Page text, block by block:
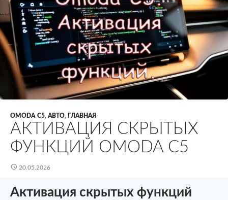
OMODA C5, АВТО, ГЛАВНАЯ
АКТИВАЦИЯ СКРЫТЫХ
ФУНКЦИЙ OMODA C5
20.05.2026
Активация скрытых функций